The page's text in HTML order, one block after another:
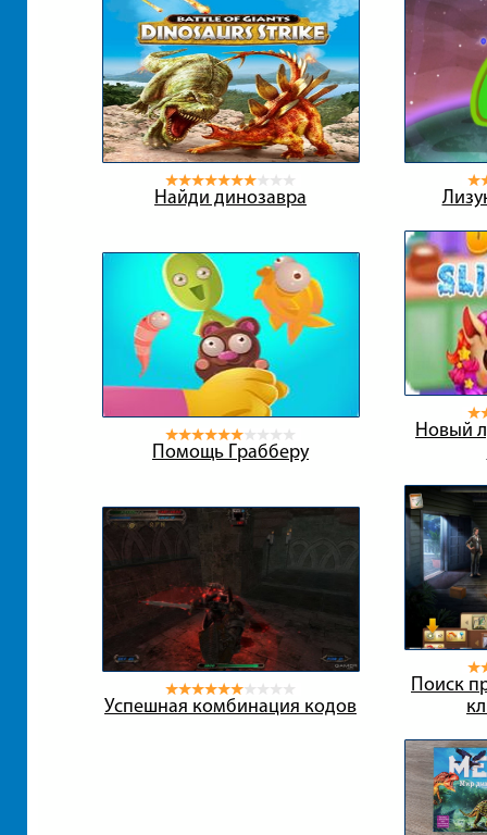
Найди динозавра
Помощь Грабберу
Новый
Успешная комбинация кодов
Поиск